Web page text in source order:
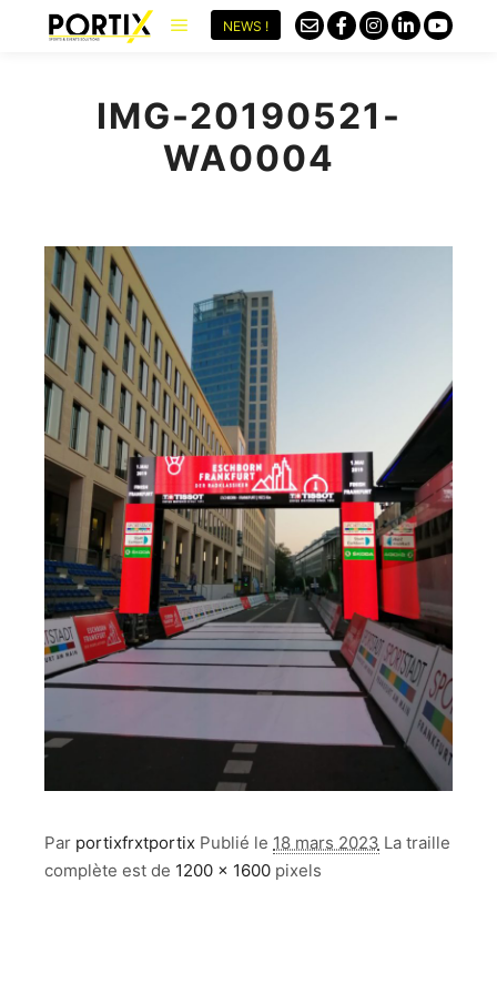
NEWS !
IMG-20190521-
WA0004
Par portixfrxtportix Publié le 18 mars 2023 La traille
complète est de 1200 × 1600 pixels